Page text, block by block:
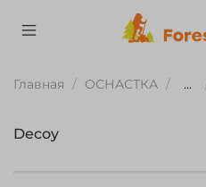
Главная ОСНАСТКА ...
Decoy